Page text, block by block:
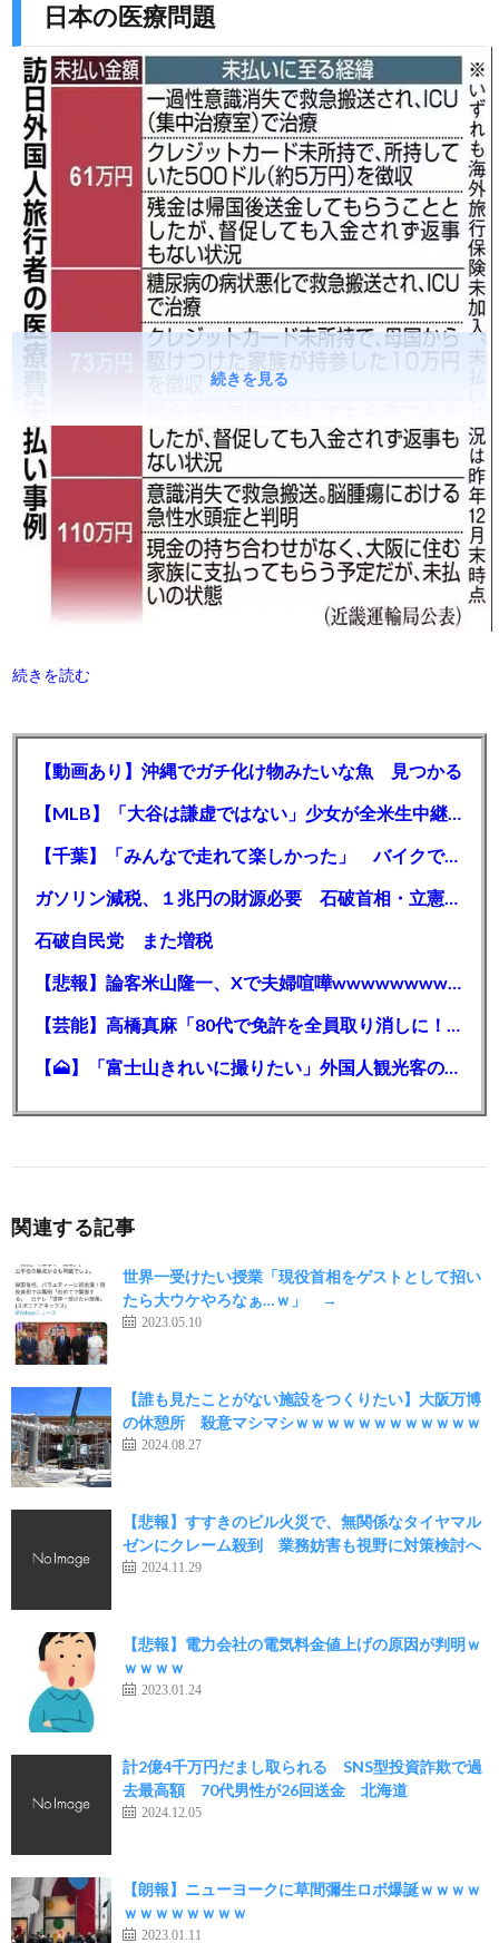
日本の医療問題
続きを読む
続きを見る
【動画あり】沖縄でガチ化け物みたいな魚 見つかる
【MLB】「大谷は謙虚ではない」少女が全米生中継で突然の大谷翔平批判 サイン無視された過去明かす
【千葉】「みんなで走れて楽しかった」 バイクでバースデー集団暴走 男女５７人を書類送検 SNSで参加者募る
ガソリン減税、１兆円の財源必要 石破首相・立憲野田氏「財源は死に物狂いで確保しなければならない」「本当に死に物狂いで」
石破自民党 また増税
【悲報】論客米山隆一、Xで夫婦喧嘩wwwwwwwwwwww
【芸能】高橋真麻「80代で免許を全員取り消しに！」 高齢ドライバーの事故問題で、高齢者の運転免許取り消し法を提案
【🗻】「富士山きれいに撮りたい」外国人観光客のレンタカー事故が急増…「ハンドルが逆で慣れず」、道の狭さも
関連する記事
世界一受けたい授業「現役首相をゲストとして招い
たら大ウケやろなぁ…ｗ」 →
2023.05.10
【誰も見たことがない施設をつくりたい】大阪万博
の休憩所 殺意マシマシｗｗｗｗｗｗｗｗｗｗｗｗ
2024.08.27
【悲報】すすきのビル火災で、無関係なタイヤマル
ゼンにクレーム殺到 業務妨害も視野に対策検討へ
2024.11.29
【悲報】電力会社の電気料金値上げの原因が判明ｗ
ｗｗｗｗ
2023.01.24
計2億4千万円だまし取られる SNS型投資詐欺で過
去最高額 70代男性が26回送金 北海道
2024.12.05
【朗報】ニューヨークに草間彌生ロボ爆誕ｗｗｗｗ
ｗｗｗｗｗｗｗｗ
2023.01.11